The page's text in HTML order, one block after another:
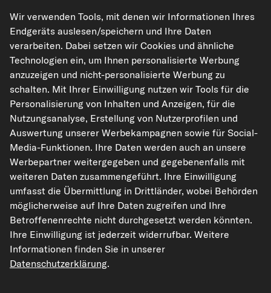
kfzteile24.de carpardoo.nl
carpardoo.fr
carpardoo.dk
Die hier dargestellten Daten, insbesondere die gesamte Datenbank, dürfen
nicht vervielfältigt werden. Die Vervielfältigung und Verbreitung der Daten und
der Datenbank ohne vorherige Einwilligung von TecAlliance und/oder die
Einbeziehung Dritter in solche Aktivitäten ist streng verboten. Jegliche
unautorisierte Nutzung von Inhalten stellt eine Verletzung des Urheberrechts
dar und kann rechtliche Schritte nach sich ziehen.
© 2026 kfzteile24 GmbH - Alle Rechte vorbehalten.
Wir verwenden Tools, mit denen wir Informationen Ihres
Endgeräts auslesen/speichern und Ihre Daten
verarbeiten. Dabei setzen wir Cookies und ähnliche
Technologien ein, um Ihnen personalisierte Werbung
anzuzeigen und nicht-personalisierte Werbung zu
schalten. Mit Ihrer Einwilligung nutzen wir Tools für die
Personalisierung von Inhalten und Anzeigen, für die
Nutzungsanalyse, Erstellung von Nutzerprofilen und
Auswertung unserer Werbekampagnen sowie für Social-
Media-Funktionen. Ihre Daten werden auch an unsere
Werbepartner weitergegeben und gegebenenfalls mit
weiteren Daten zusammengeführt. Ihre Einwilligung
umfasst die Übermittlung in Drittländer, wobei Behörden
möglicherweise auf Ihre Daten zugreifen und Ihre
Betroffenenrechte nicht durchgesetzt werden könnten.
Ihre Einwilligung ist jederzeit widerrufbar. Weitere
Informationen finden Sie in unserer
Datenschutzerklärung.